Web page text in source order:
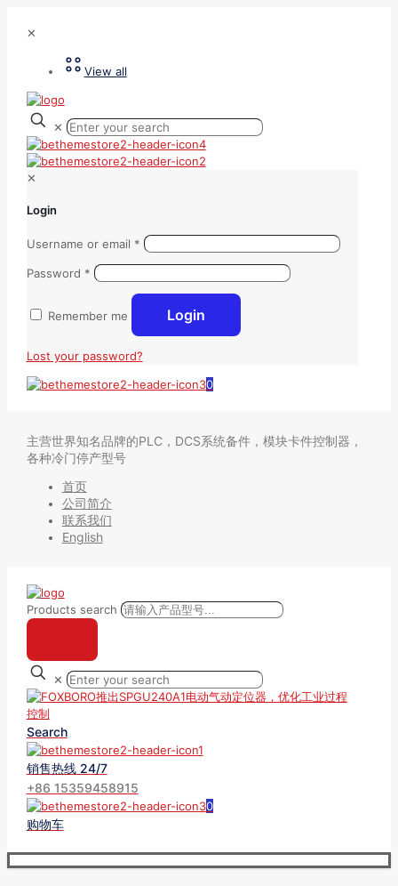
✕
View all
✕
✕
Login
Username or email *
Password *
Remember me Login
Lost your password?
0
主营世界知名品牌的PLC，DCS系统备件，模块卡件控制器，
各种冷门停产型号
首页
公司简介
联系我们
English
Products search
✕
Search
销售热线 24/7
+86 15359458915
0
购物车